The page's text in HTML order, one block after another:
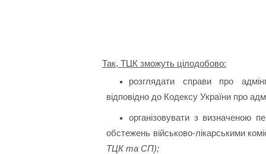
Так, ТЦК зможуть цілодобово:
розглядати справи про
відповідно до Кодексу України про
організовувати з визначеною
обстежень військово-лікарськими
ТЦК та СП);